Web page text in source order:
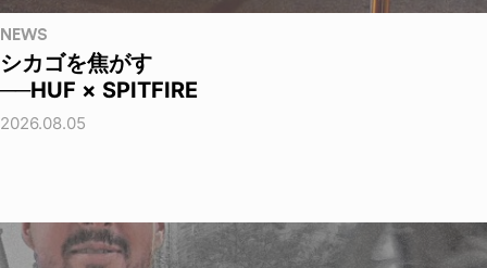
NEWS
シカゴを焦がす
──HUF × SPITFIRE
2026.08.05